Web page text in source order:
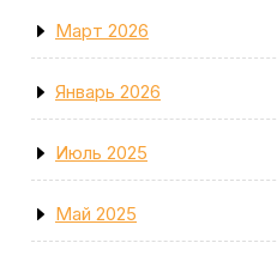
Март 2026
Январь 2026
Июль 2025
Май 2025